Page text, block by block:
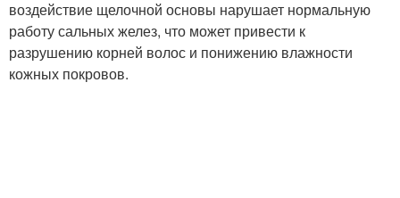
воздействие щелочной основы нарушает нормальную
работу сальных желез, что может привести к
разрушению корней волос и понижению влажности
кожных покровов.